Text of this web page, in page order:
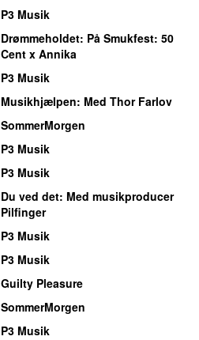
P3 Musik
Drømmeholdet: På Smukfest: 50
Cent x Annika
P3 Musik
Musikhjælpen: Med Thor Farlov
SommerMorgen
P3 Musik
P3 Musik
Du ved det: Med musikproducer
Pilfinger
P3 Musik
P3 Musik
Guilty Pleasure
SommerMorgen
P3 Musik